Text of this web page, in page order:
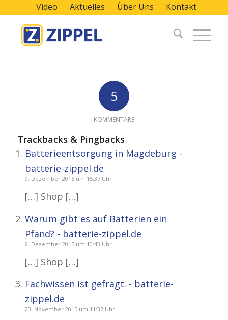
Video Aktuelles Über Uns Kontakt
5
KOMMENTARE
Trackbacks & Pingbacks
Batterieentsorgung in Magdeburg -
batterie-zippel.de
9. Dezember 2015 um 15:37 Uhr
[…] Shop […]
Warum gibt es auf Batterien ein
Pfand? - batterie-zippel.de
9. Dezember 2015 um 10:43 Uhr
[…] Shop […]
Fachwissen ist gefragt. - batterie-
zippel.de
23. November 2015 um 11:37 Uhr